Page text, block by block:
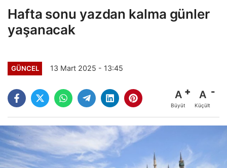
Hafta sonu yazdan kalma günler
yaşanacak
GÜNCEL 13 Mart 2025 - 13:45
A
Büyüt
A
Küçült